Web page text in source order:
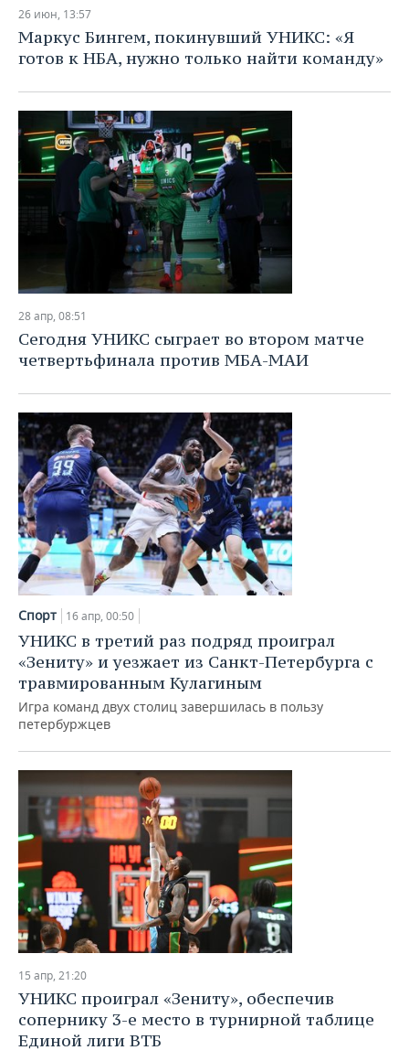
НЕФТЕХИМИЯ
НЕФТЬ
ОПК
ЭНЕРГЕТИКА
РОЗНИЧНАЯ ТОРГОВЛЯ
УСЛУГИ
НОВОСТИ ТЕХНОЛОГИЙ
МЕДИА
ТЕЛЕКОММУНИКАЦИИ
МЕРОПРИЯТИЯ
ВЫЕЗДНАЯ РЕДАКЦИЯ
БИЗНЕС-БРАНЧИ
ONLINE-КОНФЕРЕНЦИИ
ОТКРЫТАЯ ЛЕКЦИЯ
НОВОСТИ СПОРТА
ФУТБОЛ
ХОККЕЙ
ВОЛЕЙБОЛ
КИБЕРСПОРТ
ФИГУРНОЕ КАТАНИЕ
ВОДНЫЕ ВИДЫ СПОРТА
ХОККЕЙ С МЯЧОМ
ОБЩЕСТВО
НОВОСТИ ОБЩЕСТВА
ВЛАСТЬ
ИНФРАСТРУКТУРА
ИСТОРИЯ
КУЛЬТУРА
МЕДИЦИНА
ОБРАЗОВАНИЕ
ПРОИСШЕСТВИЯ
ФОТОГАЛЕРЕЯ
СЮЖЕТЫ
СПИСОК ПЕРСОН
СПИСОК КОМПАНИЙ
ПОЛНАЯ ВЕРСИЯ
26 июн, 13:57
Маркус Бингем, покинувший УНИКС: «Я
готов к НБА, нужно только найти команду»
28 апр, 08:51
Сегодня УНИКС сыграет во втором матче
четвертьфинала против МБА-МАИ
Спорт 16 апр, 00:50
УНИКС в третий раз подряд проиграл
«Зениту» и уезжает из Санкт-Петербурга с
травмированным Кулагиным
Игра команд двух столиц завершилась в пользу
петербуржцев
15 апр, 21:20
УНИКС проиграл «Зениту», обеспечив
сопернику 3-е место в турнирной таблице
Единой лиги ВТБ